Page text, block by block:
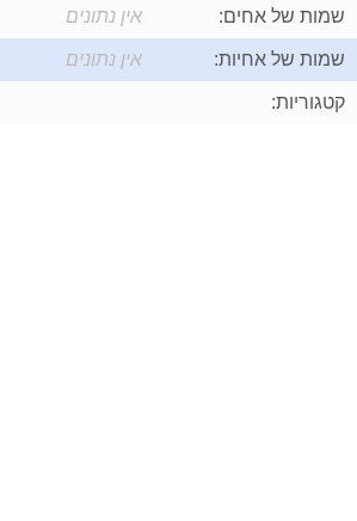
שמות של אחים: אין נתונים
שמות של אחיות: אין נתונים
קטגוריות: